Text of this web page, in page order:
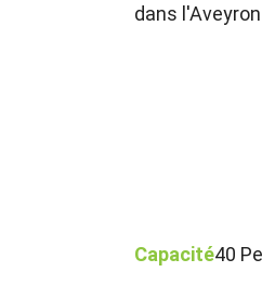
dans
Capacité40